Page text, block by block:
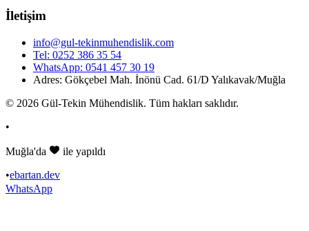
İletişim
info@gul-tekinmuhendislik.com
Tel: 0252 386 35 54
WhatsApp: 0541 457 30 19
Adres: Gökçebel Mah. İnönü Cad. 61/D Yalıkavak/Muğla
© 2026 Gül-Tekin Mühendislik. Tüm hakları saklıdır.
•
Muğla'da
ile yapıldı
•ebartan.dev
WhatsApp